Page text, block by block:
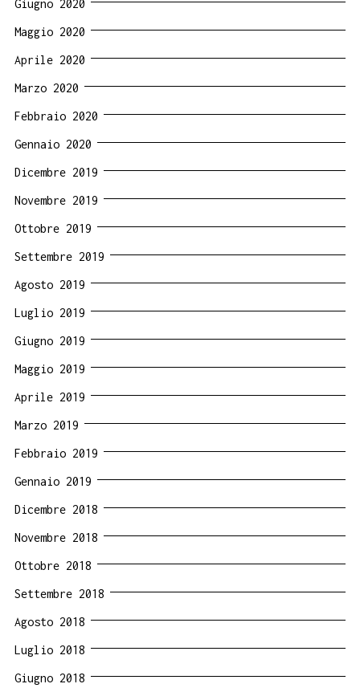
Giugno 2020
Maggio 2020
Aprile 2020
Marzo 2020
Febbraio 2020
Gennaio 2020
Dicembre 2019
Novembre 2019
Ottobre 2019
Settembre 2019
Agosto 2019
Luglio 2019
Giugno 2019
Maggio 2019
Aprile 2019
Marzo 2019
Febbraio 2019
Gennaio 2019
Dicembre 2018
Novembre 2018
Ottobre 2018
Settembre 2018
Agosto 2018
Luglio 2018
Giugno 2018